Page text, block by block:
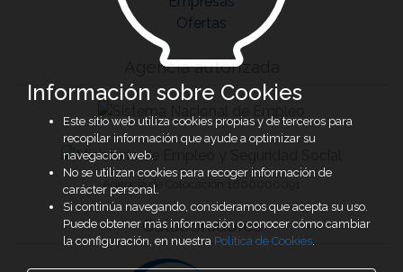
Ofertas
Agencia autorizada
Agencia de Colocación 1600000091
Colaboradores
Información sobre Cookies
Este sitio web utiliza cookies propias y de terceros para
recopilar información que ayude a optimizar su
navegación web.
No se utilizan cookies para recoger información de
carácter personal.
Si continúa navegando, consideramos que acepta su uso.
Puede obtener más información o conocer cómo cambiar
la configuración, en nuestra Política de Cookies.